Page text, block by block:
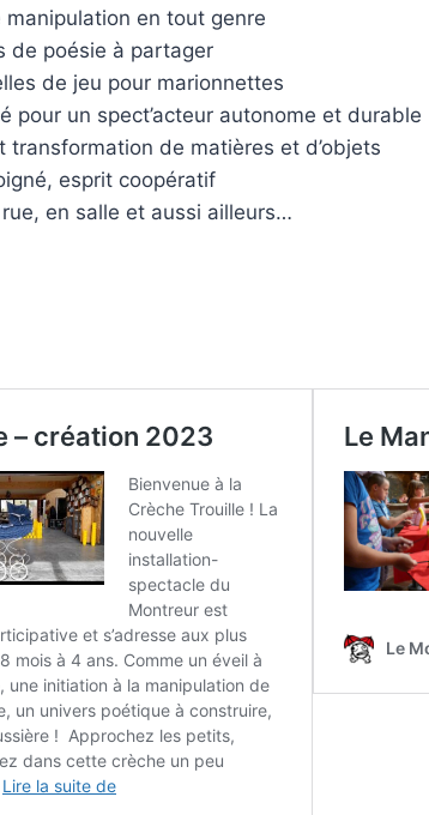
manipulation en tout genre
de poésie à partager
de jeu pour marionnettes
pour un spect’acteur autonome et durable
transformation de matières et d’objets
esprit coopératif
en salle et aussi ailleurs…